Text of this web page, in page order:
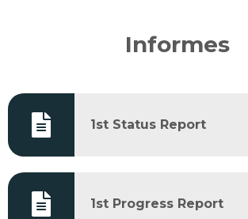
Informes
1st Status Report
1st Progress Report